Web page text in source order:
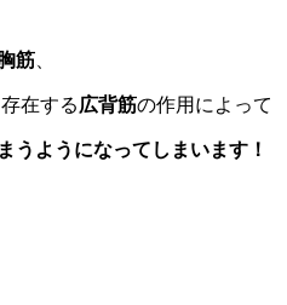
筋
在する広背筋の作用によって
うようになってしまいます！